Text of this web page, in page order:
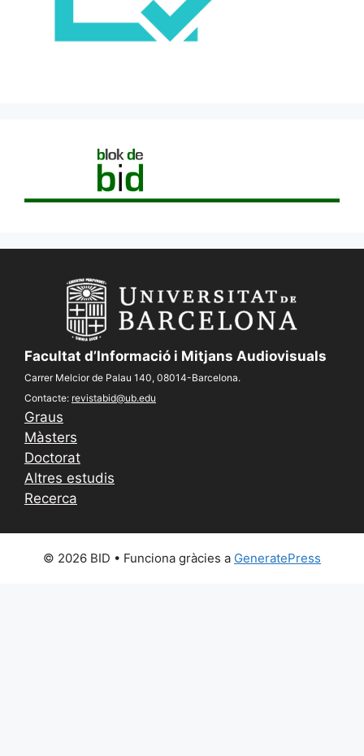
Facultat d’Informació i Mitjans Audiovisuals
Carrer Melcior de Palau 140, 08014-Barcelona.
Contacte: revistabid@ub.edu
Graus
Màsters
Doctorat
Altres estudis
Recerca
© 2026 BID • Funciona gràcies a GeneratePress